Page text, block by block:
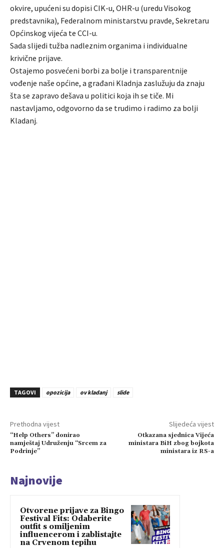
okvire, upućeni su dopisi CIK-u, OHR-u (uredu Visokog
predstavnika), Federalnom ministarstvu pravde, Sekretaru
Općinskog vijeća te CCI-u.
Sada slijedi tužba nadleznim organima i individualne
krivične prijave.
Ostajemo posvećeni borbi za bolje i transparentnije
vođenje naše općine, a građani Kladnja zaslužuju da znaju
šta se zapravo dešava u politici koja ih se tiče. Mi
nastavljamo, odgovorno da se trudimo i radimo za bolji
Kladanj.
TAGOVI opozicija ov kladanj slide
Prethodna vijest
“Help Others” donirao
namještaj Udruženju “Srcem za
Podrinje”
Slijedeća vijest
Otkazana sjednica Vijeća
ministara BiH zbog bojkota
ministara iz RS-a
Najnovije
Otvorene prijave za Bingo
Festival Fits: Odaberite
outfit s omiljenim
influencerom i zablistajte
na Crvenom tepihu